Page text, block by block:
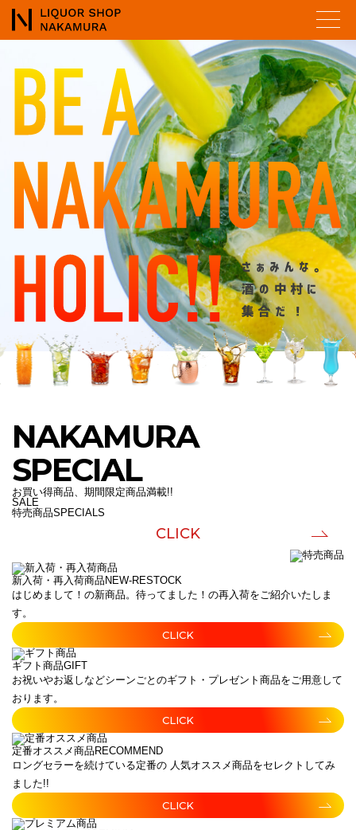
NAKAMURA
SPECIAL
お買い得商品、期間限定商品満載!!
SALE
特売商品SPECIALS
CLICK
新入荷・再入荷商品 NEW-RESTOCK
はじめまして！の新商品。待ってました！の再入荷をご紹介いたしま
す。
CLICK
ギフト商品GIFT
お祝いやお返しなどシーンごとのギフト・プレゼント商品をご用意して
おります。
CLICK
定番オススメ商品 RECOMMEND
ロングセラーを続けている定番の 人気オススメ商品をセレクトしてみ
ました!!
CLICK